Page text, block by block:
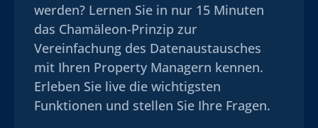
werden? Lernen Sie in nur 15 Minuten
das Chamäleon-Prinzip zur
Vereinfachung des Datenaustausches
mit Ihren Property Managern kennen.
Erleben Sie live die wichtigsten
Funktionen und stellen Sie Ihre Fragen.